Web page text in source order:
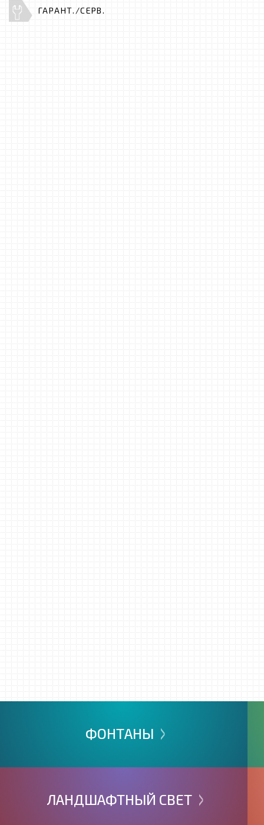
ГАРАНТ./СЕРВ.
ФОНТАНЫ >
ЛАНДШАФТНЫЙ СВЕТ >